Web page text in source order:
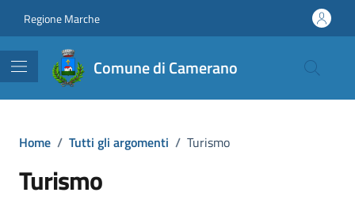
Regione Marche
Comune di Camerano
Home / Tutti gli argomenti / Turismo
Turismo